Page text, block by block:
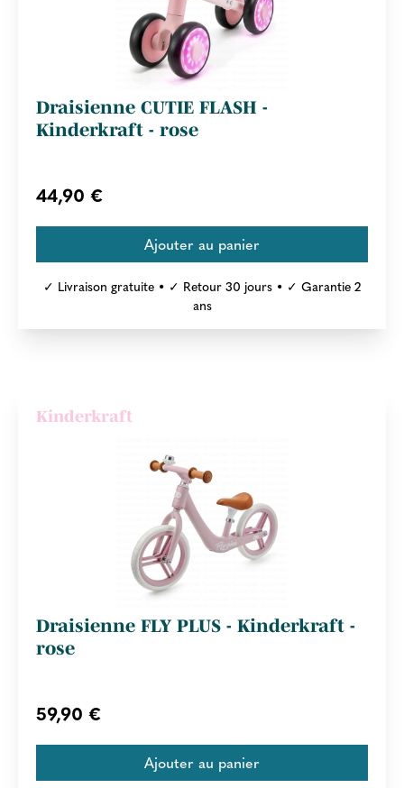
Draisienne CUTIE FLASH -
Kinderkraft - rose
44,90 €
✓ Livraison gratuite • ✓ Retour 30 jours • ✓ Garantie 2
ans
Kinderkraft
Draisienne FLY PLUS - Kinderkraft -
rose
59,90 €